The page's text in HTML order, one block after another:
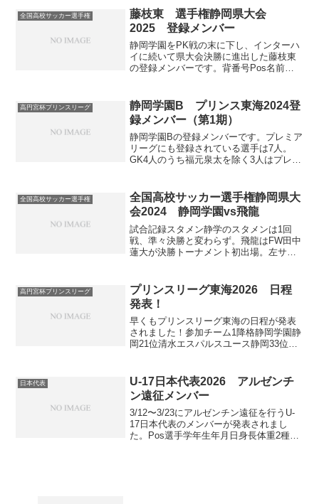
前学年前所属備考1GK池端幹人高3藤枝東
FC2DF木...
全国高校サッカー選手権
藤枝東 選手権静岡県大会
2025 登録メンバー
静岡学園をPK戦の末に下し、インターハ
イに続いて県大会決勝に進出した藤枝東
の登録メンバーです。背番号Pos名前学
3FC LESTE3DF永井 大智高2Ho...
高円宮杯プリンスリーグ
静岡学園B プリンス東海2024登
録メンバー（第1期）
静岡学園Bの登録メンバーです。プレミア
リーグにも登録されている選手は7人。
GK4人のうち福元泉太を除く3人はプレミ
プレミアメンバー2DF提坂日葵高2静岡学
園中3...
全国高校サッカー選手権
全国高校サッカー選手権静岡県大
会2024 静岡学園vs飛龍
試合記録スタメン静学のスタメンは1回
戦、準々決勝と変わらず。飛龍はFW田中
蓮大が決勝トーナメント初出場。左サイ
得点者24篠塚怜音前半28分 3岩田琉唯
（PK)前半33分...
高円宮杯プリンスリーグ
プリンスリーグ東海2026 日程
発表！
早くもプリンスリーグ東海の日程が発表
されました！参加チーム1降格静岡学園静
岡21位清水エスパルスユース静岡33位浜
児岐阜88位富士市立静岡9昇格愛工大名電
愛知1...
日本代表
U-17日本代表2026 アルゼンチ
ン遠征メンバー
3/12〜3/23にアルゼンチン遠征を行うU-
17日本代表のメンバーが発表されまし
た。Pos選手学年生年月日身長体重2種所